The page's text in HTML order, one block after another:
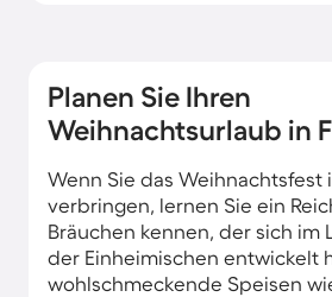
Planen Sie Ihren
Weihnachtsurlaub in
Wenn Sie das Weihnachtsfest
verbringen, lernen Sie ein
Bräuchen kennen, der sich im
der Einheimischen entwickelt
wohlschmeckende Speisen